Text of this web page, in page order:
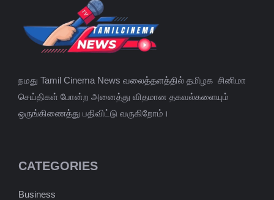
நமது Tamil Cinema News வலைத்தளத்தில் தமிழக சினிமா
செய்திகள் போன்ற அனைத்து விதமான தகவல்களையும்
ஒருங்கிணைத்து பதிவிட்டு வருகிறோம்।
CATEGORIES
Business